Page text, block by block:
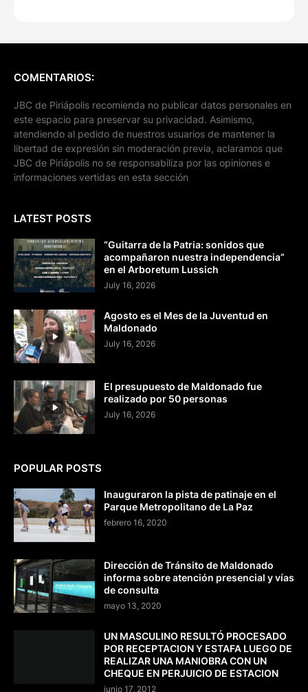
COMENTARIOS:
JBC de Piriápolis recomienda no publicar datos personales en
este espacio para preservar su privacidad. Asimismo,
atendiendo al pedido de nuestros usuarios de mantener la
libertad de expresión sin moderación previa, aclaramos que
JBC de Piriápolis no se responsabiliza por las opiniones e
informaciones vertidas en esta sección
LATEST POSTS
“Guitarra de la Patria: sonidos que
acompañaron nuestra independencia”
en el Arboretum Lussich
July 16, 2026
Agosto es el Mes de la Juventud en
Maldonado
July 16, 2026
El presupuesto de Maldonado fue
realizado por 50 personas
July 16, 2026
POPULAR POSTS
Inauguraron la pista de patinaje en el
Parque Metropolitano de La Paz
febrero 16, 2020
Dirección de Tránsito de Maldonado
informa sobre atención presencial y vías
de consulta
mayo 13, 2020
UN MASCULINO RESULTÓ PROCESADO
POR RECEPTACION Y ESTAFA LUEGO DE
REALIZAR UNA MANIOBRA CON UN
CHEQUE EN PERJUICIO DE ESTACION
junio 17, 2012